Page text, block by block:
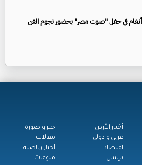
أنغام في حفل "صوت مصر" بحضور نجوم الفن
أخبار الأردن
عربي و دولي
اقتصاد
برلمان
خبر و صورة
مقالات
أخبار رياضية
منوعات